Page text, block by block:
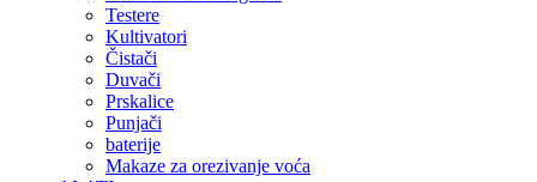
Testere
Kultivatori
Čistači
Duvači
Prskalice
Punjači
baterije
Makaze za orezivanje voća